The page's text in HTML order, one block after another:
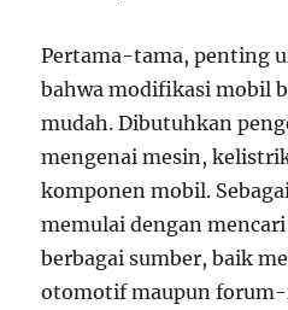
Pertama-tama, penting
bahwa modifikasi mobil
mudah. Dibutuhkan
mengenai mesin,
komponen mobil.
memulai dengan
berbagai sumber, baik
otomotif maupun